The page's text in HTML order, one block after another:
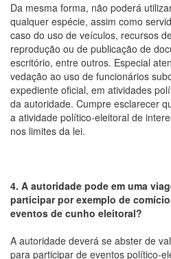
Da mesma forma, não poderá
qualquer espécie, assim como
caso do uso de veículos, recursos
reprodução ou de publicação de
escritório, entre outros. Especial
vedação ao uso de funcionários
expediente oficial, em atividades
da autoridade. Cumpre esclarecer
a atividade político-eleitoral de
nos limites da lei.
4. A autoridade pode em uma
participar por exemplo de
eventos de cunho eleitoral?
A autoridade deverá se abster de
para participar de eventos político-